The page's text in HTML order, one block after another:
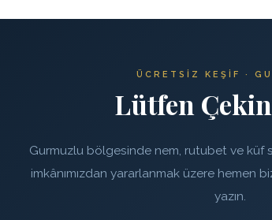
ÜCRETSIZ KEŞIF ·
Lütfen
Gurmuzlu bölgesinde nem, rutubet ve küf
imkânımızdan yararlanmak üzere hemen
yazın.